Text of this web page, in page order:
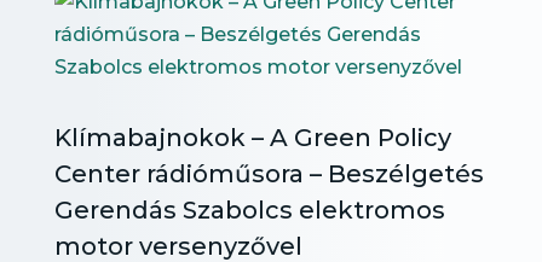
Klímabajnokok – A Green Policy
Center rádióműsora – Beszélgetés
Gerendás Szabolcs elektromos
motor versenyzővel